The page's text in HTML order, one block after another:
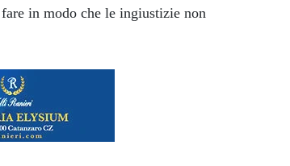
in modo che le ingiustizie non